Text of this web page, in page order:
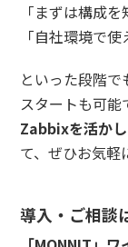
「まずは構成を
「自社環境で
といった段階
スタートも可能
Zabbixを活か
て、ぜひお気軽
導入・ご相談